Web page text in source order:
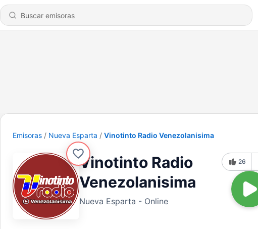
Emisoras Nueva Esparta Vinotinto Radio Venezolanisima
Vinotinto Radio
Venezolanisima
Nueva Esparta - Online
26